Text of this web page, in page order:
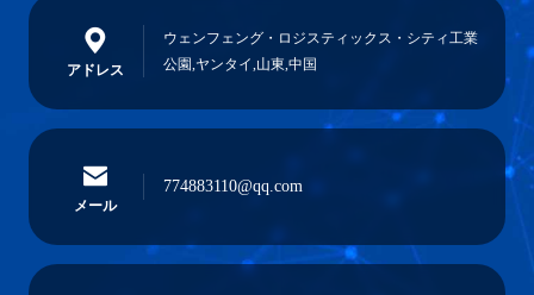
アドレス
ウェンフェング・ロジスティックス・シティ工業
公園,ヤンタイ,山東,中国
メール
774883110@qq.com